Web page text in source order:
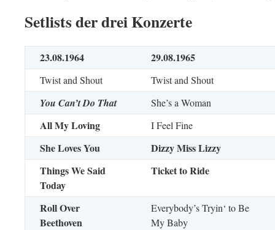
Setlists der drei Konzerte
23.08.1964 29.08.1965
Twist and Shout Twist and Shout
You Can’t Do That She’s a Woman
All My Loving I Feel Fine
She Loves You
Dizzy Miss Lizzy
Things We Said
Today
Ticket to Ride
Roll Over
Beethoven
Everybody’s Tryin‘ to Be
My Baby